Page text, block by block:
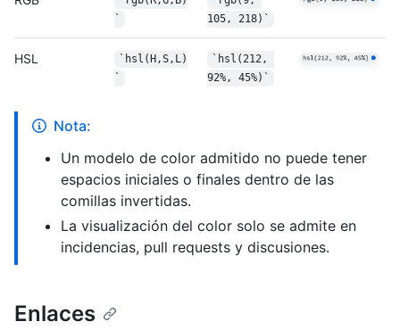
`
105, 218)`
HSL
`hsl(H,S,L)
`
`hsl(212,
92%, 45%)`
Nota:
Un modelo de color admitido no puede tener
espacios iniciales o finales dentro de las
comillas invertidas.
La visualización del color solo se admite en
incidencias, pull requests y discusiones.
Enlaces